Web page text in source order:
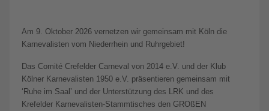
Am 9. Oktober 2026 vernetzen wir gemeinsam mit Köln die
Karnevalisten vom Niederrhein und Ruhrgebiet!
Das Comité Crefelder Carneval von 2014 e.V. und der Klub
Kölner Karnevalisten 1950 e.V. präsentieren gemeinsam mit
‘Ruhe im Saal’ und der Unterstützung des LRK und des
Krefelder Karnevalisten-Stammtisches den GROßEN